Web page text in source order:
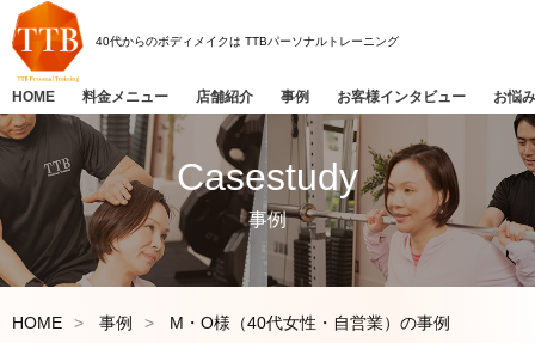
Casestudy
事例
HOME 事例 M・O様（40代女性・自営業）の事例
40代からのボディメイクは TTBパーソナルトレーニング
HOME 料金メニュー 店舗紹介 事例 お客様インタビュー お悩